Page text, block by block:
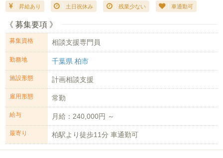
昇給あり 土日祝休み 残業少ない 車通勤可
《 募集要項 》
募集資格 相談支援専門員
勤務地 千葉県 柏市
施設形態 計画相談支援
雇用形態 常勤
給与 月給：240,000円 ～
最寄り 柏駅より徒歩11分 車通勤可